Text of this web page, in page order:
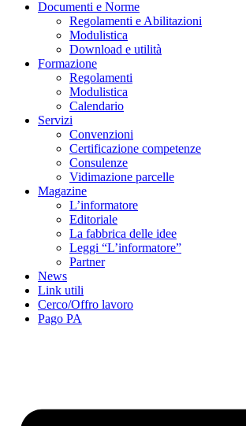
Documenti e Norme
Regolamenti e Abilitazioni
Modulistica
Download e utilità
Formazione
Regolamenti
Modulistica
Calendario
Servizi
Convenzioni
Certificazione competenze
Consulenze
Vidimazione parcelle
Magazine
L’informatore
Editoriale
La fabbrica delle idee
Leggi “L’informatore”
Partner
News
Link utili
Cerco/Offro lavoro
Pago PA